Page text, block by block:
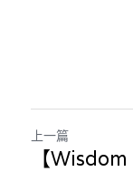
上一篇
【Wisdom